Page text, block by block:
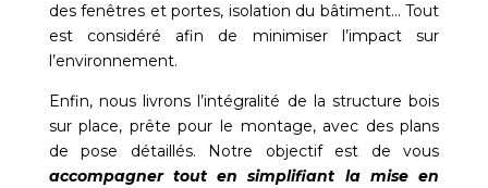
des fenêtres et portes, isolation du bâtiment… Tout
est considéré afin de minimiser l’impact sur
l’environnement.
Enfin, nous livrons l’intégralité de la structure bois
sur place, prête pour le montage, avec des plans
de pose détaillés. Notre objectif est de vous
accompagner tout en simplifiant la mise en